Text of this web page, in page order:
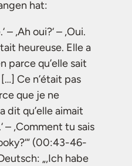
hat:
– ,Ah oui?‘ – ‚Oui.
heureuse. Elle a
parce qu’elle sait
Ce n’était pas
que je ne
dit qu’elle aimait
– ,Comment tu sais
(00:43-46-
„,Ich habe